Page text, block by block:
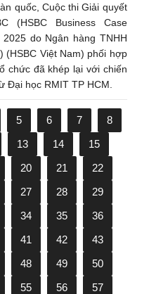
quốc, Cuộc thi Giải quyết
(HSBC Business Case
do Ngân hàng TNHH
(HSBC Việt Nam) phối hợp
chức đã khép lại với chiến
Đại học RMIT TP HCM.
5 6 7
8
13 14
15
20 21
22
27 28
29
34 35
36
41 42
43
48 49
50
55 56
57